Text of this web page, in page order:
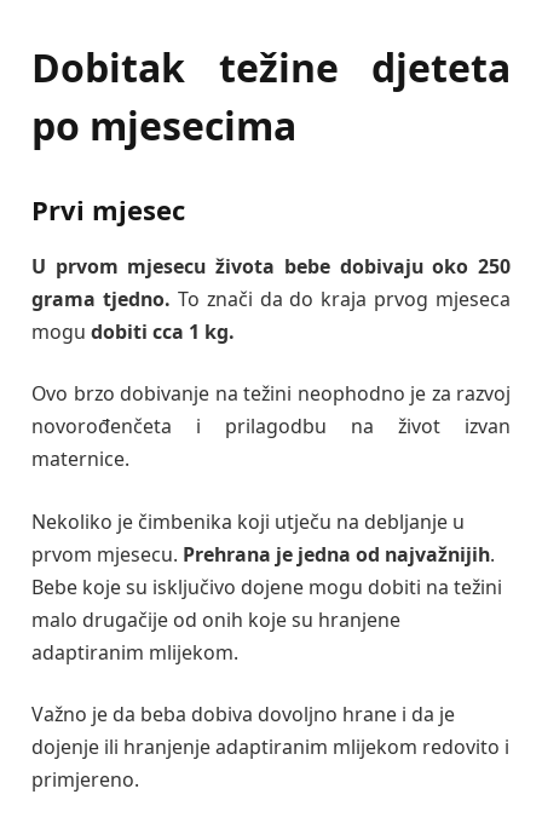
Dobitak težine djeteta
po mjesecima
Prvi mjesec
U prvom mjesecu života bebe dobivaju oko 250
grama tjedno. To znači da do kraja prvog mjeseca
mogu dobiti cca 1 kg.
Ovo brzo dobivanje na težini neophodno je za razvoj
novorođenčeta i prilagodbu na život izvan
maternice.
Nekoliko je čimbenika koji utječu na debljanje u
prvom mjesecu. Prehrana je jedna od najvažnijih.
Bebe koje su isključivo dojene mogu dobiti na težini
malo drugačije od onih koje su hranjene
adaptiranim mlijekom.
Važno je da beba dobiva dovoljno hrane i da je
dojenje ili hranjenje adaptiranim mlijekom redovito i
primjereno.